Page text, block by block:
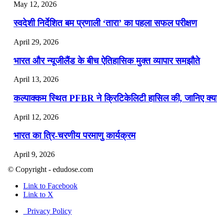
May 12, 2026
स्वदेशी निर्देशित बम प्रणाली ‘तारा’ का पहला सफल परीक्षण
April 29, 2026
भारत और न्यूजीलैंड के बीच ऐतिहासिक मुक्त व्यापार समझौते
April 13, 2026
कल्पाक्कम स्थित PFBR ने क्रिटिकेलिटी हासिल की, जानिए क्या
April 12, 2026
भारत का त्रि-चरणीय परमाणु कार्यक्रम
April 9, 2026
नासा का आर्टेमिस-2 मिशन: मनुष्य एक बार फिर से चंद्रमा के
April 7, 2026
वित्तीय वर्ष 2026-27 की पहली द्विमासिक मौद्रिक नीति समीक्षा
© Copyright - edudose.com
Link to Facebook
Link to X
Privacy Policy